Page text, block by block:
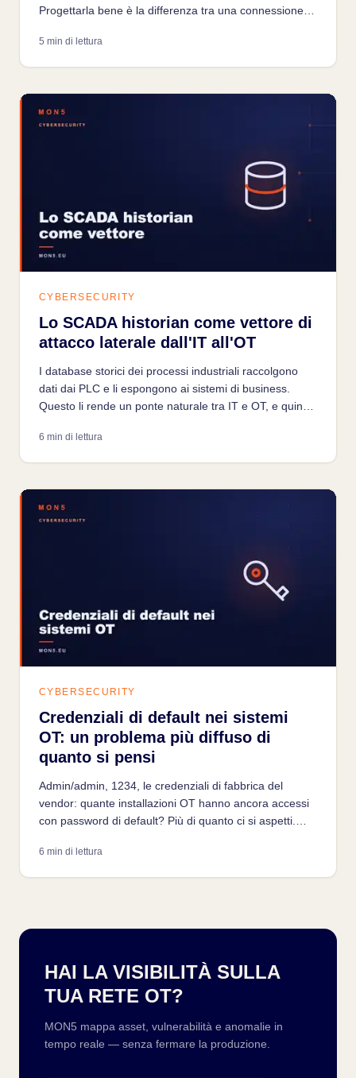
Progettarla bene è la differenza tra una connessione
produzione.
5 min di lettura
CYBERSECURITY
Lo SCADA historian come vettore di
attacco laterale dall'IT all'OT
I database storici dei processi industriali raccolgono
dati dai PLC e li espongono ai sistemi di business.
Questo li rende un ponte naturale tra IT e OT, e quindi
6 min di lettura
CYBERSECURITY
Credenziali di default nei sistemi
OT: un problema più diffuso di
quanto si pensi
Admin/admin, 1234, le credenziali di fabbrica del
vendor: quante installazioni OT hanno ancora accessi
con password di default? Più di quanto ci si aspetti.
risolve senza fermare la produzione.
6 min di lettura
HAI LA VISIBILITÀ SULLA
TUA RETE OT?
MON5 mappa asset, vulnerabilità e anomalie in
tempo reale — senza fermare la produzione.